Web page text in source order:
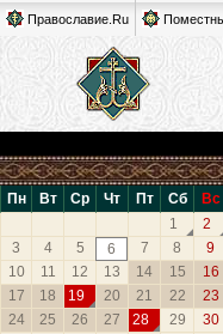
Православие.Ru
Пн Вт Ср Чт Пт Сб
Вс
1
2
3
4 5 6 7 8
9
10
11 12 13 14 15
16
17
18 19 20 21 22
23
24
25 26 27 28 29
30